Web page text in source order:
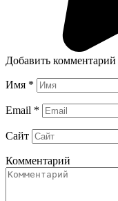
Добавить комментарий
Имя *
Email *
Сайт
Комментарий